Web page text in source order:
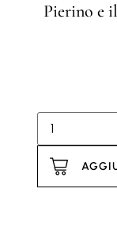
Pierino e